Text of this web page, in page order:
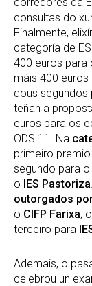
consultas do
Finalmente,
categoría de
400 euros para
máis 400
dous segundos
teñan a
euros para os
ODS 11. Na
primeiro
segundo para o
o IES Pastoriza
outorgados
o CIFP Farixa;
terceiro para
Ademais, o
celebrou un